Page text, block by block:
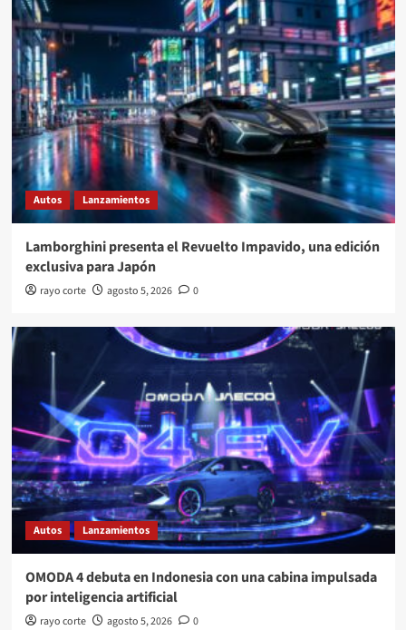
Autos Lanzamientos
Lamborghini presenta el Revuelto Impavido, una edición
exclusiva para Japón
rayo corte agosto 5, 2026 0
Autos Lanzamientos
OMODA 4 debuta en Indonesia con una cabina impulsada
por inteligencia artificial
rayo corte agosto 5, 2026 0